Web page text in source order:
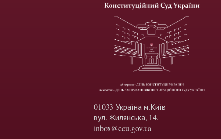
01033 Україна м.Київ
вул. Жилянська, 14.
inbox@ccu.gov.ua